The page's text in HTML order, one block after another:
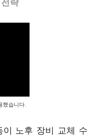
략
했습니다.
이 노후 장비 교체 수